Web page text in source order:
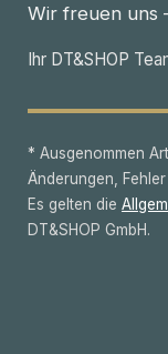
Wir freuen uns
Ihr DT&SHOP
* Ausgenommen
Änderungen,
Es gelten die
DT&SHOP GmbH.